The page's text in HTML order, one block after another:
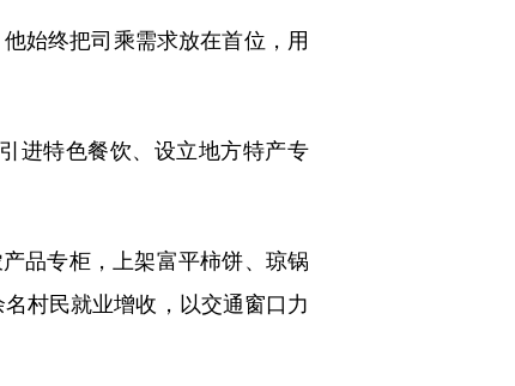
始终把司乘需求放在首位，用
进特色餐饮、设立地方特产专
品专柜，上架富平柿饼、琼锅
村民就业增收，以交通窗口力